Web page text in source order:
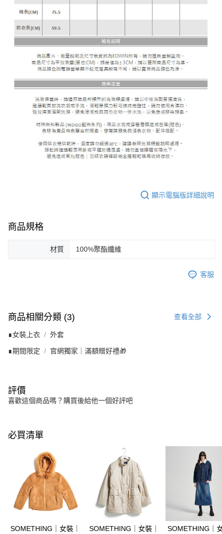
顯示電腦版詳細說明
商品規格
材質 100%聚酯纖維
客服
商品相關分類 (3) 查看全部
∎女裝上衣 外套
∎期間限定 官網獨家｜滿額贈好禮🎁
評價
喜歡這個商品嗎？購買後給他一個好評吧
必買清單
SOMETHING｜女裝｜ SOMETHING｜女裝｜ SOMETHING｜